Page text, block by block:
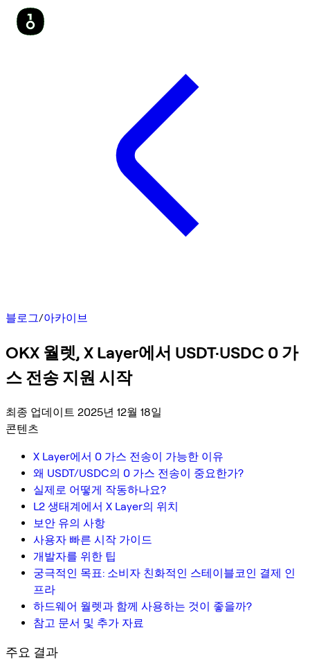
블로그/아카이브
OKX 월렛, X Layer에서 USDT·USDC 0 가
스 전송 지원 시작
최종 업데이트 2025년 12월 18일
콘텐츠
X Layer에서 0 가스 전송이 가능한 이유
왜 USDT/USDC의 0 가스 전송이 중요한가?
실제로 어떻게 작동하나요?
L2 생태계에서 X Layer의 위치
보안 유의 사항
사용자 빠른 시작 가이드
개발자를 위한 팁
궁극적인 목표: 소비자 친화적인 스테이블코인 결제 인
프라
하드웨어 월렛과 함께 사용하는 것이 좋을까?
참고 문서 및 추가 자료
주요 결과